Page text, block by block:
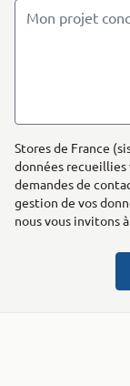
Stores de France
données
demandes de
gestion de vos
nous vous invitons